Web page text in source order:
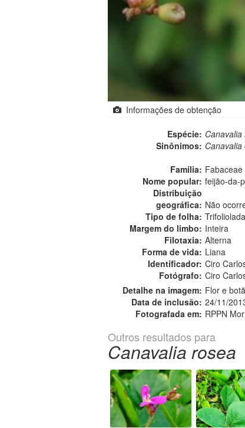
Informações de obtenção
Espécie: Canavalia
Sinônimos:
Família: Fabaceae
Nome popular: feijão-da-
Distribuição
geográfica: Não
Tipo de folha: Trifoliolada
Margem do limbo: Inteira
Filotaxia: Alterna
Forma de vida: Liana
Identificador: Ciro
Fotógrafo: Ciro
Detalhe na imagem: Flor e
Data de inclusão: 24/11/
Fotografada em: RPPN
Outros resultados para
Canavalia rosea